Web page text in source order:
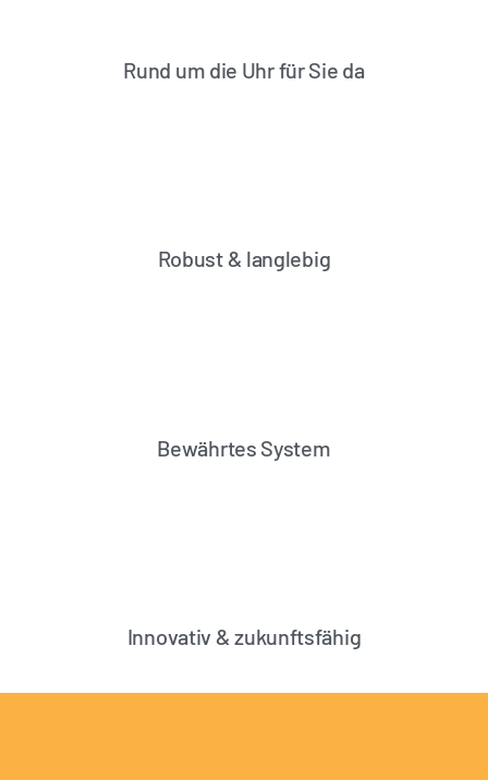
Rund um die Uhr für Sie da
Robust & langlebig
Bewährtes System
Innovativ & zukunftsfähig